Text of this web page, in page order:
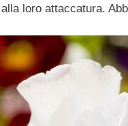
loro attaccatura.